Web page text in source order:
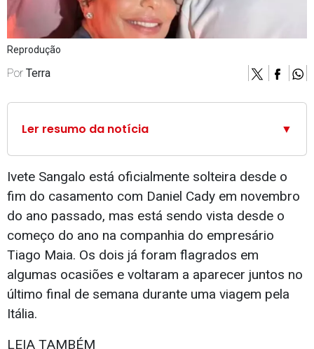
Reprodução
Por Terra
Ler resumo da notícia ▼
Ivete Sangalo está oficialmente solteira desde o
fim do casamento com Daniel Cady em novembro
do ano passado, mas está sendo vista desde o
começo do ano na companhia do empresário
Tiago Maia. Os dois já foram flagrados em
algumas ocasiões e voltaram a aparecer juntos no
último final de semana durante uma viagem pela
Itália.
LEIA TAMBÉM